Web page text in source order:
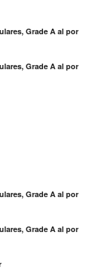
Grade A al por
Grade A al por
Grade A al por
Grade A al por